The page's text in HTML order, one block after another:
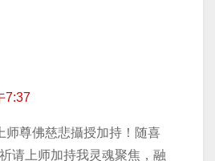
7:37
师尊佛慈悲攝授加持！随喜
请上师加持我灵魂聚焦，融